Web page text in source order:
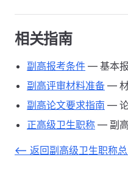
相关指南
副高报考条件 — 基本
副高评审材料准备 —
副高论文要求指南 —
正高级卫生职称 — 副
<-- 返回副高级卫生职称